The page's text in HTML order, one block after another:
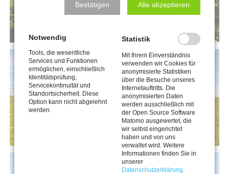
Bestätigen Alle akzeptieren
Notwendig
Tools, die wesentliche
Services und Funktionen
ermöglichen, einschließlich
Identitätsprüfung,
Servicekontinuität und
Standortsicherheit. Diese
Option kann nicht abgelehnt
werden.
Statistik
Mit Ihrem Einverständnis
verwenden wir Cookies für
anonymisierte Statistiken
über die Besuche unseres
Internetauftritts. Die
anonymisierten Daten
werden ausschließlich mit
der Open Source Software
Matomo ausgewertet, die
wir selbst eingerichtet
haben und von uns
verwaltet wird. Weitere
Informationen finden Sie in
unserer
Datenschutzerklärung.